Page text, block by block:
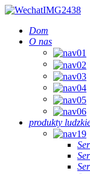
Dom
O nas
produkty